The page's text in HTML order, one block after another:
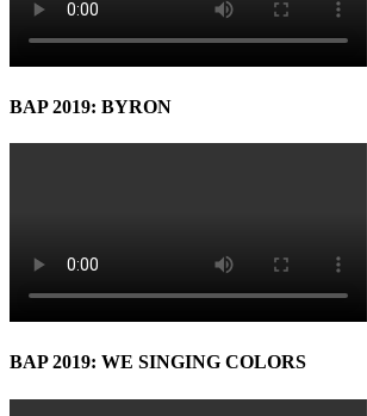
BAP 2019: BYRON
BAP 2019: WE SINGING COLORS